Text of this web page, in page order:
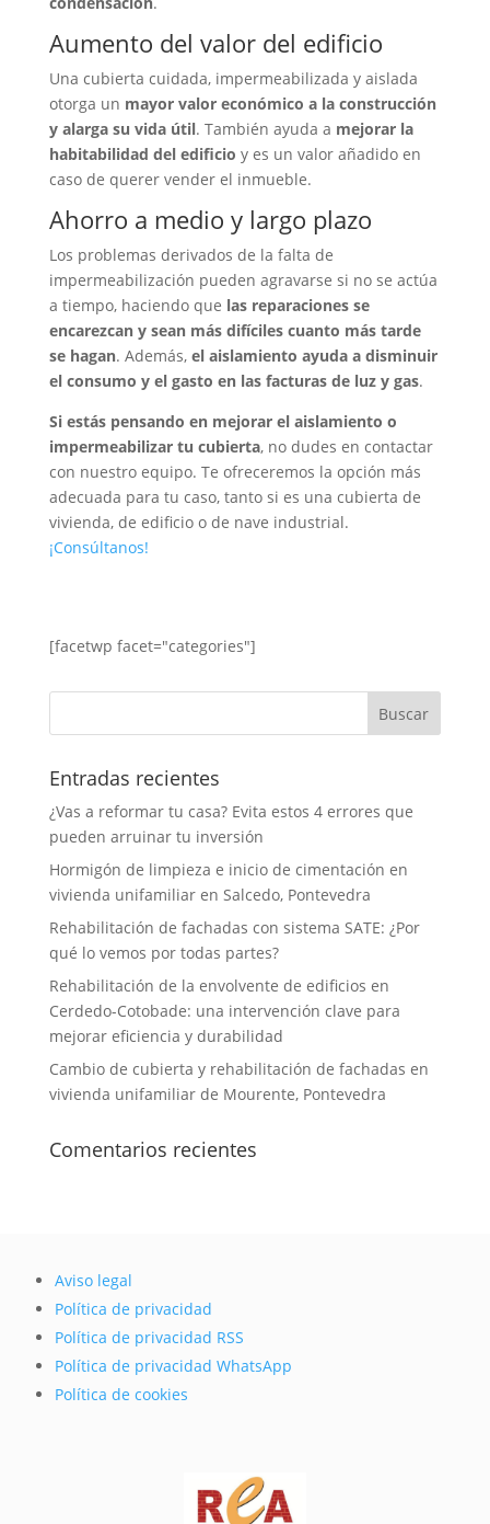
Aumento del valor del edificio
Una cubierta cuidada, impermeabilizada y aislada
otorga un mayor valor económico a la construcción
y alarga su vida útil. También ayuda a mejorar la
habitabilidad del edificio y es un valor añadido en
caso de querer vender el inmueble.
Ahorro a medio y largo plazo
Los problemas derivados de la falta de
impermeabilización pueden agravarse si no se actúa
a tiempo, haciendo que las reparaciones se
encarezcan y sean más difíciles cuanto más tarde
se hagan. Además, el aislamiento ayuda a disminuir
el consumo y el gasto en las facturas de luz y gas.
Si estás pensando en mejorar el aislamiento o
impermeabilizar tu cubierta, no dudes en contactar
con nuestro equipo. Te ofreceremos la opción más
adecuada para tu caso, tanto si es una cubierta de
vivienda, de edificio o de nave industrial.
¡Consúltanos!
[facetwp facet="categories"]
Entradas recientes
¿Vas a reformar tu casa? Evita estos 4 errores que
pueden arruinar tu inversión
Hormigón de limpieza e inicio de cimentación en
vivienda unifamiliar en Salcedo, Pontevedra
Rehabilitación de fachadas con sistema SATE: ¿Por
qué lo vemos por todas partes?
Rehabilitación de la envolvente de edificios en
Cerdedo-Cotobade: una intervención clave para
mejorar eficiencia y durabilidad
Cambio de cubierta y rehabilitación de fachadas en
vivienda unifamiliar de Mourente, Pontevedra
Comentarios recientes
Aviso legal
Política de privacidad
Política de privacidad RSS
Política de privacidad WhatsApp
Política de cookies